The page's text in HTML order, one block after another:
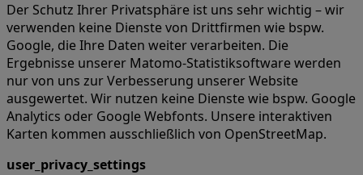
Der Schutz Ihrer Privatsphäre ist uns sehr wichtig – wir
verwenden keine Dienste von Drittfirmen wie bspw.
Google, die Ihre Daten weiter verarbeiten. Die
Ergebnisse unserer Matomo-Statistiksoftware werden
nur von uns zur Verbesserung unserer Website
ausgewertet. Wir nutzen keine Dienste wie bspw. Google
Analytics oder Google Webfonts. Unsere interaktiven
Karten kommen ausschließlich von OpenStreetMap.
user_privacy_settings